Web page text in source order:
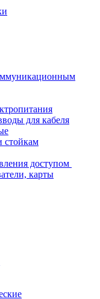
для кабеля
доступом
карты